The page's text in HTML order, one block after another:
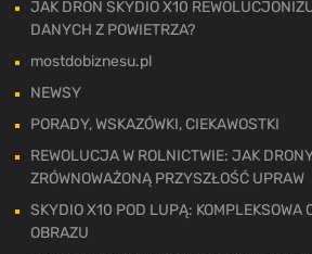
JAK DRON SKYDIO X10
DANYCH Z POWIETRZA?
mostdobiznesu.pl
NEWSY
PORADY, WSKAZÓWKI, CIEKAWOSTKI
REWOLUCJA W ROLNICTWIE: JAK
ZRÓWNOWAŻONĄ PRZYSZŁOŚĆ UPRAW
SKYDIO X10 POD LUPĄ: KOMPLEKSOWA
OBRAZU